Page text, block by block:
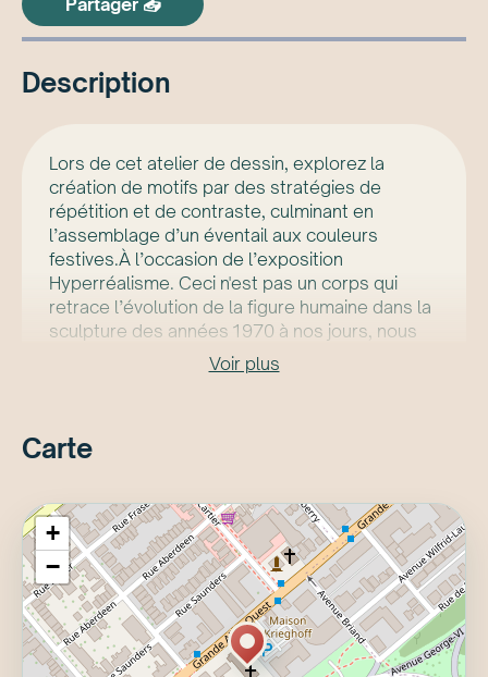
Partager 📤
Description
Lors de cet atelier de dessin, explorez la
création de motifs par des stratégies de
répétition et de contraste, culminant en
l’assemblage d’un éventail aux couleurs
festives.À l’occasion de l’exposition
Hyperréalisme. Ceci n'est pas un corps qui
retrace l’évolution de la figure humaine dans la
sculpture des années 1970 à nos jours, nous
nous inspirons de la forme de nos propres
mains pour créer des motifs inventifs.Une belle
réservation requise
Les enfants de 12 ans et moins doivent être
accompagnés d'un adulte.
Voir plus
Carte
+
−